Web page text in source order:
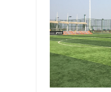
风景，追逐梦想。春
着，就像跑步一样，